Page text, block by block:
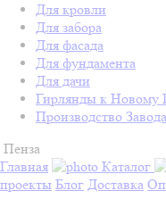
Для кровли
Для забора
Для фасада
Для фундамента
Для дачи
Гирлянды к Новому
Производство
Пенза
Главная
Каталог
проекты Блог Доставка